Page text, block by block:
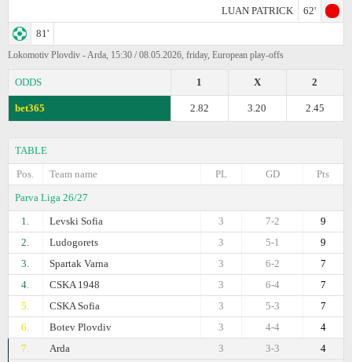
LUAN PATRICK
62'
81'
Lokomotiv Plovdiv - Arda, 15:30 / 08.05.2026, friday, European play-offs
ODDS 2
X
1
bet365 2.45
3.20
2.82
TABLE
Pos.
Team name Pts
GD
PL
Parva Liga 26/27
1.
Levski Sofia 9
7-2
3
2.
Ludogorets 9
5-1
3
3.
Spartak Varna 7
6-2
3
4.
CSKA 1948 7
6-4
3
5.
CSKA Sofia 7
5-3
3
6.
Botev Plovdiv 4
4-4
3
7.
Arda 4
3-3
3